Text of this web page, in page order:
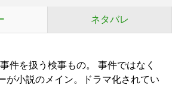
ネタバレ
件を扱う検事もの。 事件ではなく
が小説のメイン。ドラマ化されてい